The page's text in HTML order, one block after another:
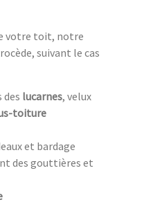
votre toit, notre
suivant le cas
lucarnes, velux
toiture
et bardage
des gouttières et